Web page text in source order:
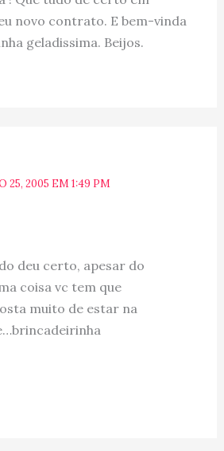
novo contrato. E bem-vinda
geladissima. Beijos.
25, 2005 EM 1:49 PM
deu certo, apesar do
coisa vc tem que
muito de estar na